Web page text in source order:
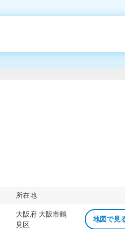
所在地
大阪府 大阪市鶴
見区
地図で見